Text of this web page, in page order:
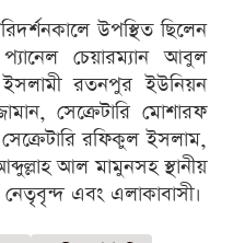
উপস্থিত ছিলেন
চেয়ারম্যান আবুল
ইসলামী রতনপুর ইউনিয়ন
সেক্রেটারি মোশারফ
রফিকুল ইসলাম,
আল মামুনসহ স্থানীয়
নেতৃবৃন্দ এবং এলাকাবাসী।